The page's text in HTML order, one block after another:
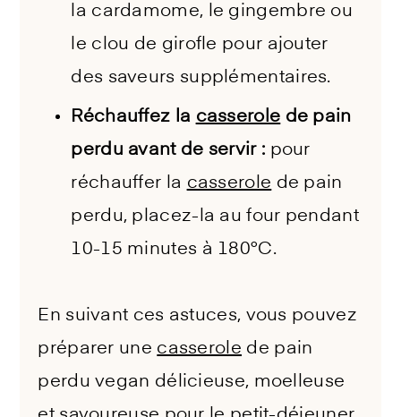
la cardamome, le gingembre ou
le clou de girofle pour ajouter
des saveurs supplémentaires.
Réchauffez la casserole de pain
perdu avant de servir : pour
réchauffer la casserole de pain
perdu, placez-la au four pendant
10-15 minutes à 180°C.
En suivant ces astuces, vous pouvez
préparer une casserole de pain
perdu vegan délicieuse, moelleuse